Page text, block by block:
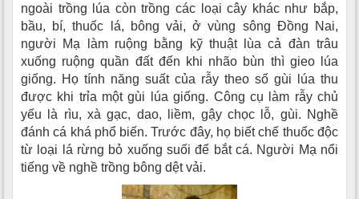
ngoài trồng lúa còn trồng các loại cây khác như bắp,
bầu, bí, thuốc lá, bông vải, ở vùng sông Ðồng Nai,
người Mạ làm ruộng bằng kỹ thuật lùa cả đàn trâu
xuống ruộng quần đất đến khi nhão bùn thì gieo lúa
giống. Họ tính năng suất của rẫy theo số gùi lúa thu
được khi trỉa một gùi lúa giống. Công cụ làm rẫy chủ
yếu là rìu, xà gạc, dao, liềm, gậy chọc lỗ, gùi. Nghề
đánh cá khá phổ biến. Trước đây, họ biết chế thuốc độc
từ loại lá rừng bỏ xuống suối để bắt cá. Người Mạ nổi
tiếng về nghề trồng bông dệt vải.